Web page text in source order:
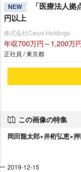
NEW
「医療法人
円以上
株式会社Carus Holdings
年収700万円～1,200万
正社員 / 東京都
この画像の特集
岡田龍太郎×井桁弘恵×
2019-12-15